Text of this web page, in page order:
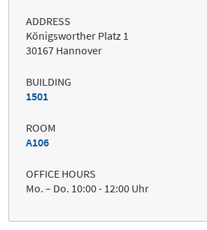
ADDRESS
Königsworther Platz 1
30167 Hannover
BUILDING
1501
ROOM
A106
OFFICE HOURS
Mo. – Do. 10:00 - 12:00 Uhr